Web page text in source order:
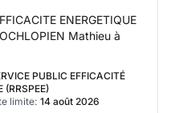
ENERGETIQUE
Mathieu à
PUBLIC EFFICACITÉ
(RRSPEE)
limite: 14 août 2026